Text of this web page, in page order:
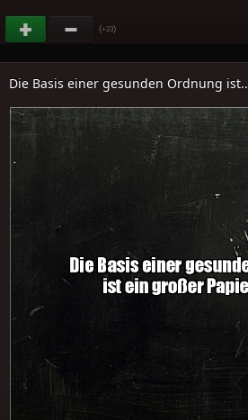
(+23)
Die Basis einer gesunden Ordnung ist..